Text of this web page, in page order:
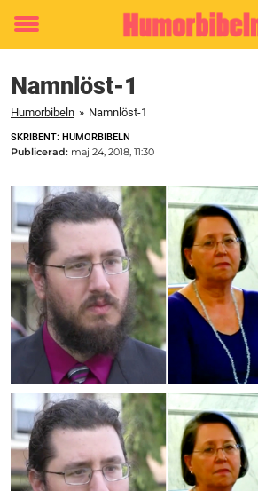
Toggle
Namnlöst-1
Humorbibeln » Namnlöst-1
SKRIBENT: HUMORBIBELN
Publicerad: maj 24, 2018, 11:30